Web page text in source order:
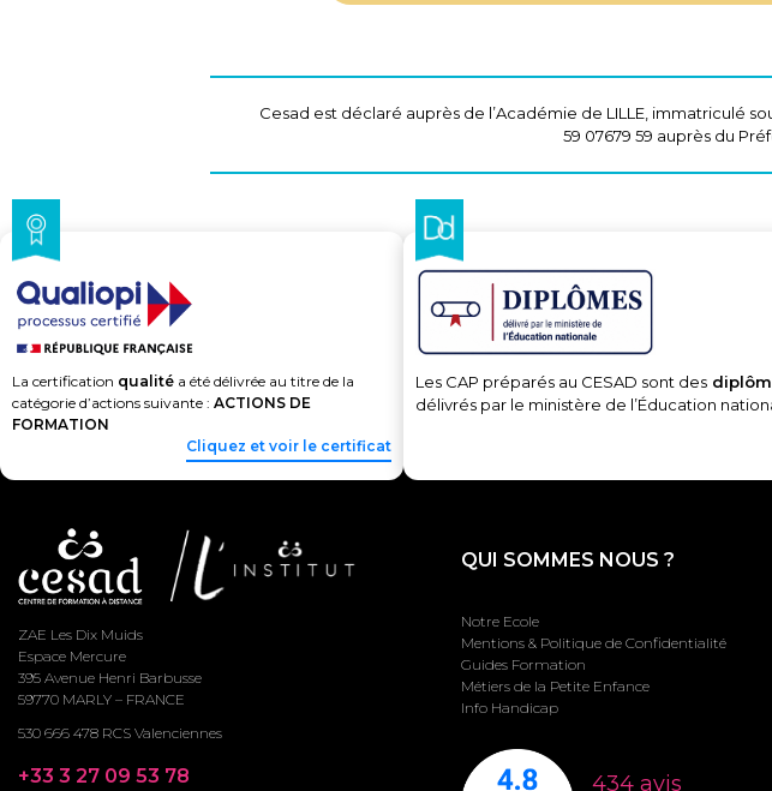
Cesad est déclaré auprès de l’Académie de LILLE, immatriculé
59 07679 59 auprès du
La certification qualité a été délivrée au titre de la
catégorie d’actions suivante : ACTIONS DE
FORMATION
Cliquez et voir le certificat
Les CAP préparés au CESAD sont des
délivrés par le ministère de l’Éducation
ZAE Les Dix Muids
Espace Mercure
395 Avenue Henri Barbusse
59770 MARLY – FRANCE
530 666 478 RCS Valenciennes
+33 3 27 09 53 78
QUI SOMMES NOUS ?
Notre Ecole
Mentions & Politique de Confidentialité
Guides Formation
Métiers de la Petite Enfance
Info Handicap
434 avis